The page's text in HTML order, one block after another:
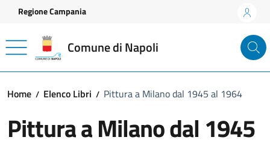
Vai ai contenuti
Vai al footer
Regione Campania
Comune di Napoli
Home Elenco Libri Pittura a Milano dal 1945 al 1964
Pittura a Milano dal 1945